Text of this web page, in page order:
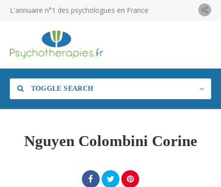
L'annuaire n°1 des psychologues en France
TOGGLE SEARCH
Nguyen Colombini Corine